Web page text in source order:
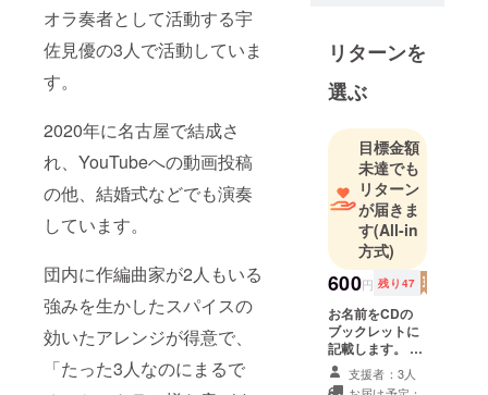
オラ奏者として活動する宇
佐見優の3人で活動していま
す。
2020年に名古屋で結成さ
れ、YouTubeへの動画投稿
の他、結婚式などでも演奏
しています。
団内に作編曲家が2人もいる
強みを生かしたスパイスの
効いたアレンジが得意で、
「たった3人なのにまるで
ケストラの
楽譜を書く
お仕事が多
いです。
趣味は写
真。大判か
らデジタル
まで使って
います。
I work on
writing music
sheets,
orchestra
arrangement
リターンを
選ぶ
目標金額
未達でも
リターン
が届きま
す(All-in
方式)
600円 残り47
お名前をCDの
ブックレットに
記載します。 ※
支援時、必ず備
考欄にご希望の
支援者：3人